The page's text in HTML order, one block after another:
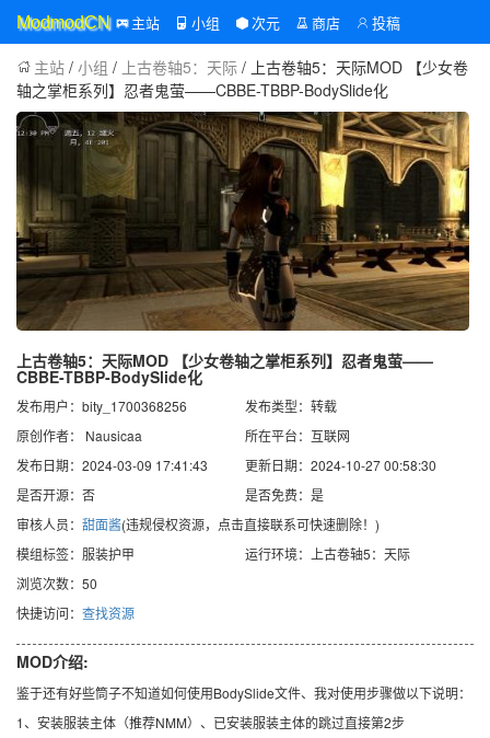
ModmodCN 主站 小组 次元 商店 投稿
主站 / 小组 / 上古卷轴5：天际 / 上古卷轴5：天际MOD 【少女卷
轴之掌柜系列】忍者鬼萤——CBBE-TBBP-BodySlide化
上古卷轴5：天际MOD 【少女卷轴之掌柜系列】忍者鬼萤——
CBBE-TBBP-BodySlide化
发布用户：bity_1700368256
发布类型：转载
原创作者： Nausicaa
所在平台：互联网
发布日期：2024-03-09 17:41:43
更新日期：2024-10-27 00:58:30
是否开源：否
是否免费：是
审核人员： 甜面酱(违规侵权资源，点击直接联系可快速删除！)
模组标签：服装护甲
运行环境：上古卷轴5：天际
浏览次数：50
快捷访问： 查找资源
MOD介绍:
鉴于还有好些筒子不知道如何使用BodySlide文件、我对使用步骤做以下说明：
1、安装服装主体（推荐NMM）、已安装服装主体的跳过直接第2步